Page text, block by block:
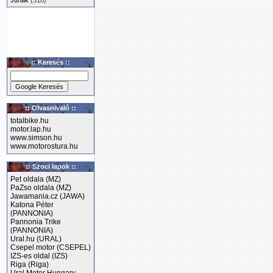
:: Keresés ::
:: Olvasnivaló ::
totalbike.hu
motor.lap.hu
www.simson.hu
www.motorostura.hu
:: Szoci lapok ::
Pet oldala (MZ)
PaZso oldala (MZ)
Jawamania.cz (JAWA)
Katona Péter
(PANNONIA)
Pannonia Trike
(PANNONIA)
Ural.hu (URAL)
Csepel motor (CSEPEL)
IZS-es oldal (IZS)
Riga (Riga)